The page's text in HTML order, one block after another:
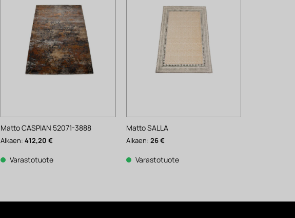
Matto CASPIAN 52071-3888
Alkaen:412,20€
Varastotuote
Matto SALLA
Alkaen: 26€
Varastotuote